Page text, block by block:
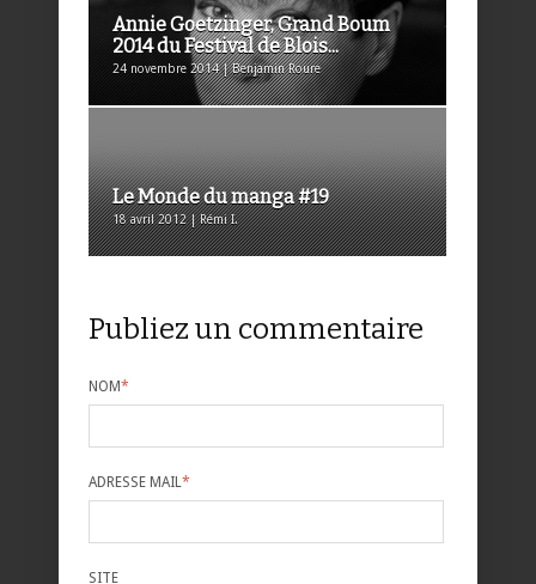
Annie Goetzinger, Grand Boum
2014 du Festival de Blois...
24 novembre 2014 | Benjamin Roure
Le Monde du manga #19
18 avril 2012 | Rémi I.
Publiez un commentaire
NOM*
ADRESSE MAIL *
SITE